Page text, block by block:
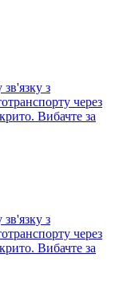
з
через
Вибачте за
з
через
Вибачте за